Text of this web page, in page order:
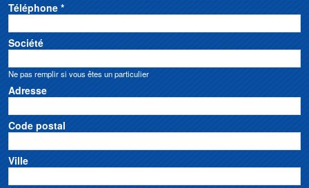
Téléphone *
Société
Ne pas remplir si vous êtes un particulier
Adresse
Code postal
Ville